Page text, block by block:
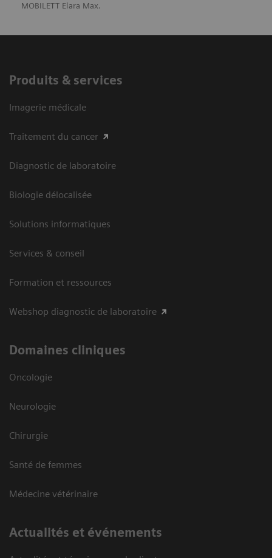
MOBILETT Elara Max.
Produits & services
Imagerie médicale
Traitement du cancer
Diagnostic de laboratoire
Biologie délocalisée
Solutions informatiques
Services & conseil
Formation et ressources
Webshop diagnostic de laboratoire
Domaines cliniques
Oncologie
Neurologie
Chirurgie
Santé de femmes
Médecine vétérinaire
Actualités et événements